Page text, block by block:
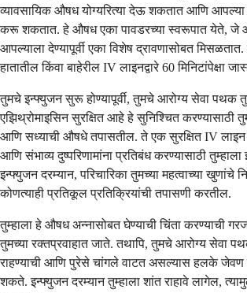
व्यावसायिक औषध योग्यरित्या देऊ शकतात आणि आपल्या
करू शकतात. हे औषध एका पावडरच्या स्वरूपात येते, जे
आपल्याला देण्यापूर्वी एका विशेष द्रावणासोबत
हातातील किंवा बाहेरील IV लाइनद्वारे 60
तुमचे इन्फ्युजन सुरू होण्यापूर्वी, तुमचे आरोग्य सेवा पथक
एझिथ्रोमाइसिन सुरक्षित आहे हे सुनिश्चित करण्यासाठी
आणि सध्याची औषधे तपासतील. ते एक सुरक्षित IV
आणि संभाव्य दुष्परिणामांना प्रतिबंध करण्यासाठी
इन्फ्युजन दरम्यान, परिचारिका तुमच्या महत्वाच्या खुणांचे
कोणत्याही प्रतिकूल प्रतिक्रियांची तपासणी करतील.
तुम्हाला हे औषध अन्नासोबत घेण्याची चिंता करण्याची
तुमच्या रक्तप्रवाहात जाते. तथापि, तुमचे आरोग्य सेवा
राहण्याची आणि पुरेसे चांगले वाटत असल्यास हलके
शकते. इन्फ्युजन दरम्यान तुम्हाला शांत राहावे लागेल,